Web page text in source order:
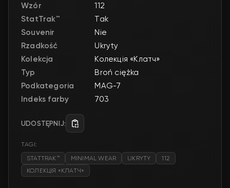
Wzór
112
StatTrak™
Tak
Souvenir
Nie
Rzadkość
Ukryty
Kolekcja
Колекція «Клатч»
Typ
Broń ciężka
Podkategoria
MAG-7
Indeks farby
703
UDOSTĘPNIJ:
TAGI:
STATTRAK™
MINIMAL WEAR UKRYTY
112
КОЛЕКЦІЯ «КЛАТЧ»